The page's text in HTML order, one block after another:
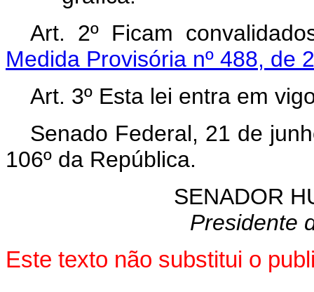
Art. 2º Ficam
Medida Provisória nº 488, de
Art. 3º Esta lei entra em
Senado Federal, 21 de
106º da República.
SENADOR
Presidente
Este texto não substitui o